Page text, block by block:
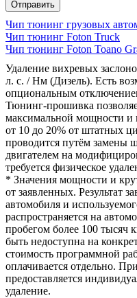
Чип тюнинг грузовых
Чип тюнинг Foton Truck
Чип тюнинг Foton Toano
Удаление вихревых
л. с. / Нм (Дизель). Есть
опциональным
Тюнинг-прошивка
максимальной мощности и
от 10 до 20% от штатных
проводится путём замены
двигателем на
требуется физическое
* Значения мощности и
от заявленных. Результат
автомобиля и
распространяется на
пробегом более 100 тысяч
быть недоступна на
стоимость программной
оплачивается отдельно.
предоставляется
удаление.